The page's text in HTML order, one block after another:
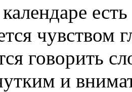
чувством
говорить
и